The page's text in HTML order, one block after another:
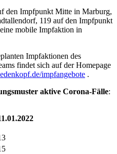
den Impfpunkt Mitte in Marburg,
119 auf den Impfpunkt
mobile Impfaktion in
Impfaktionen des
findet sich auf der Homepage
impfangebote .
aktive Corona-Fälle: